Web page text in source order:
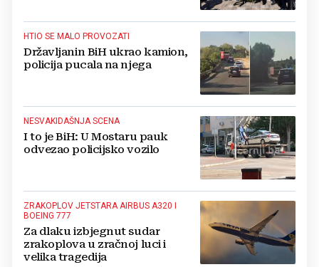
HTIO SE MALO PROVOZATI
Državljanin BiH ukrao kamion,
policija pucala na njega
NESVAKIDAŠNJA SCENA
I to je BiH: U Mostaru pauk
odvezao policijsko vozilo
ZRAKOPLOV JETSTARA AIRBUS A320 I
BOEING 777
Za dlaku izbjegnut sudar
zrakoplova u zračnoj luci i
velika tragedija